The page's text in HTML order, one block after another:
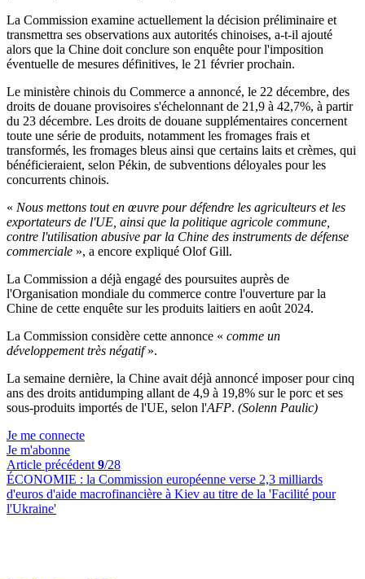
La Commission examine actuellement la décision préliminaire et
transmettra ses observations aux autorités chinoises, a-t-il ajouté
alors que la Chine doit conclure son enquête pour l'imposition
éventuelle de mesures définitives, le 21 février prochain.
Le ministère chinois du Commerce a annoncé, le 22 décembre, des
droits de douane provisoires s'échelonnant de 21,9 à 42,7%, à partir
du 23 décembre. Les droits de douane supplémentaires concernent
toute une série de produits, notamment les fromages frais et
transformés, les fromages bleus ainsi que certains laits et crèmes, qui
bénéficieraient, selon Pékin, de subventions déloyales pour les
concurrents chinois.
« Nous mettons tout en œuvre pour défendre les agriculteurs et les
exportateurs de l'UE, ainsi que la politique agricole commune,
contre l'utilisation abusive par la Chine des instruments de défense
commerciale », a encore expliqué Olof Gill.
La Commission a déjà engagé des poursuites auprès de
l'Organisation mondiale du commerce contre l'ouverture par la
Chine de cette enquête sur les produits laitiers en août 2024.
La Commission considère cette annonce « comme un
développement très négatif».
La semaine dernière, la Chine avait déjà annoncé imposer pour cinq
ans des droits antidumping allant de 4,9 à 19,8% sur le porc et ses
sous-produits importés de l'UE, selon l'AFP. (Solenn Paulic)
Je me connecte
Je m'abonne
Article précédent 9/28
ÉCONOMIE : la Commission européenne verse 2,3 milliards
d'euros d'aide macrofinancière à Kiev au titre de la 'Facilité pour
l'Ukraine'